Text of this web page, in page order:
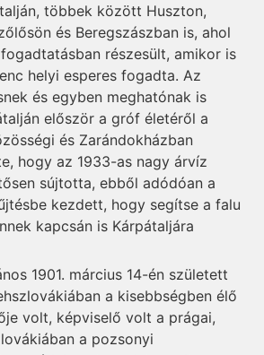
többek között Huszton,
és Beregszászban is, ahol
részesült, amikor is
helyi esperes fogadta. Az
és egyben meghatónak is
először a gróf életéről a
és Zarándokházban
hogy az 1933-as nagy árvíz
sújtotta, ebből adódóan a
kezdett, hogy segítse a falu
kapcsán is Kárpátaljára
1901. március 14-én született
a kisebbségben élő
volt, képviselő volt a prágai,
a pozsonyi